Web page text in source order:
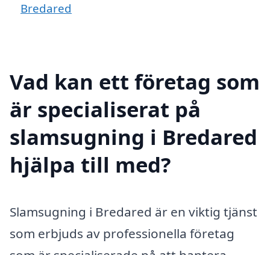
Bredared
Vad kan ett företag som
är specialiserat på
slamsugning i Bredared
hjälpa till med?
Slamsugning i Bredared är en viktig tjänst
som erbjuds av professionella företag